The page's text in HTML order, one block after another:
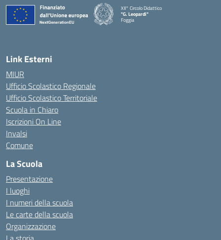
XII° Circolo Didattico
"G. Leopardi"
Foggia
— Visita la pagina iniziale della scuola
Link Esterni
MIUR
Ufficio Scolastico Regionale
Ufficio Scolastico Territoriale
Scuola in Chiaro
Iscrizioni On Line
Invalsi
Comune
La Scuola
Presentazione
I luoghi
I numeri della scuola
Le carte della scuola
Organizzazione